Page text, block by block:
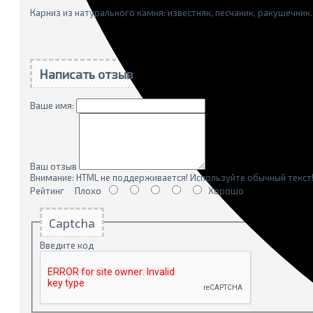
Карниз из натурального камня: известняк, песчаник, ракушечник.
Написать отзыв
Ваше имя:
Ваш отзыв
Внимание: HTML не поддерживается! Используйте обычный текст!
Рейтинг Плохо Хорошо
Captcha
Введите код